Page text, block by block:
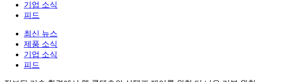
기업 소식
피드
최신 뉴스
제품 소식
기업 소식
피드